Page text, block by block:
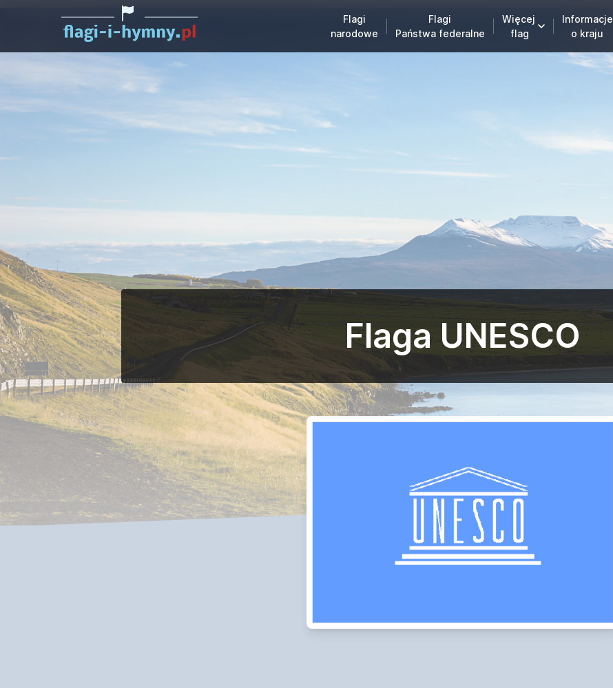
Flagi
narodowe
Flagi
Państwa federalne
Więcej
flag
Informacje
o kraju
Flaga UNESCO